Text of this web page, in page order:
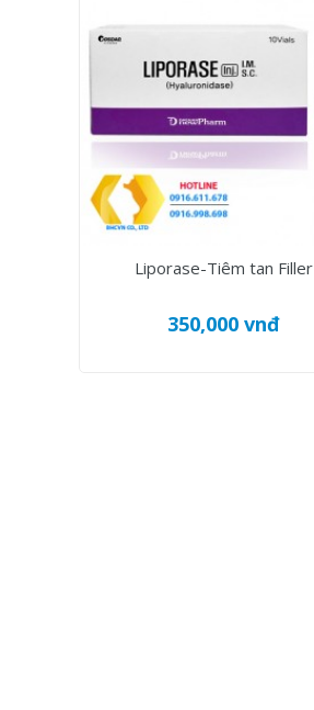
Liporase-Tiêm tan Filler
350,000 vnđ